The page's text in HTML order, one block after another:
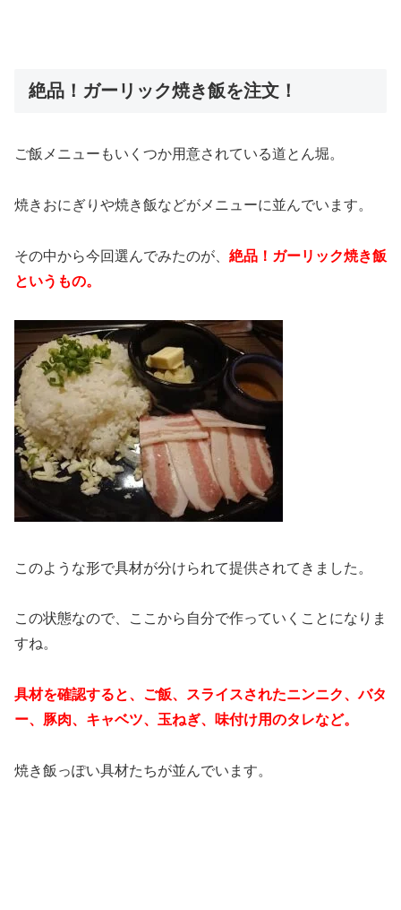
絶品！ガーリック焼き飯を注文！
ご飯メニューもいくつか用意されている道とん堀。
焼きおにぎりや焼き飯などがメニューに並んでいます。
その中から今回選んでみたのが、 絶品！ガーリック焼き飯
というもの。
このような形で具材が分けられて提供されてきました。
この状態なので、ここから自分で作っていくことになりま
すね。
具材を確認すると、ご飯、スライスされたニンニク、バタ
ー、豚肉、キャベツ、玉ねぎ、味付け用のタレなど。
焼き飯っぽい具材たちが並んでいます。